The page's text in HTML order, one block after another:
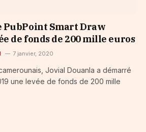
PubPoint Smart Draw
de fonds de 200 mille euros
7 janvier, 2020
Jovial Douanla a démarré
une levée de fonds de 200 mille